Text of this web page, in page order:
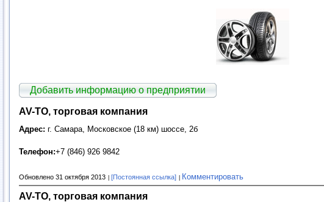
Добавить информацию о предприятии
AV-TO, торговая компания
Адрес: г. Самара, Московское (18 км) шоссе, 2б
Телефон:+7 (846) 926 9842
Обновлено 31 октября 2013 [Постоянная ссылка] Комментировать
AV-TO, торговая компания